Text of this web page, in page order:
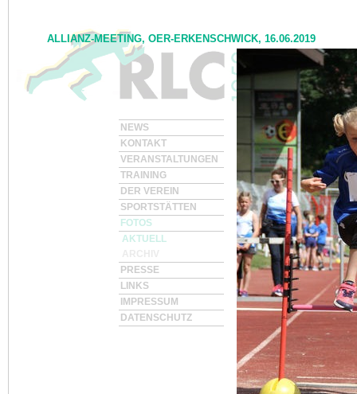
NEWS
KONTAKT
VERANSTALTUNGEN
TRAINING
DER VEREIN
SPORTSTÄTTEN
FOTOS
AKTUELL
PRESSE
LINKS
IMPRESSUM
DATENSCHUTZ
zurück
ALLIANZ-MEETING, OER-ERKENSCHWICK, 16.06.2019